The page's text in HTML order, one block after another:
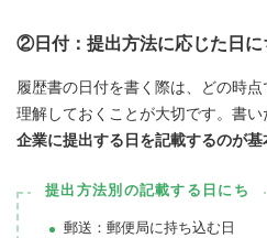
②日付：提出方法に応じた日
履歴書の日付を書く際は、どの時
理解しておくことが大切です。書い
企業に提出する日を記載するのが基
提出方法別の記載する日にち
郵送：郵便局に持ち込む日